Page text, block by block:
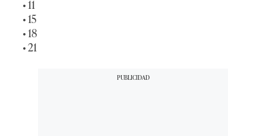
• 11
• 15
• 18
• 21